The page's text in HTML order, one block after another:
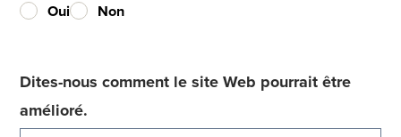
Oui Non
Dites-nous comment le site Web pourrait être
amélioré.